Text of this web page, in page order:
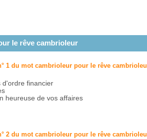
le rêve cambrioleur
1 du mot cambrioleur pour le rêve
d'ordre financier
heureuse de vos affaires
2 du mot cambrioleur pour le rêve